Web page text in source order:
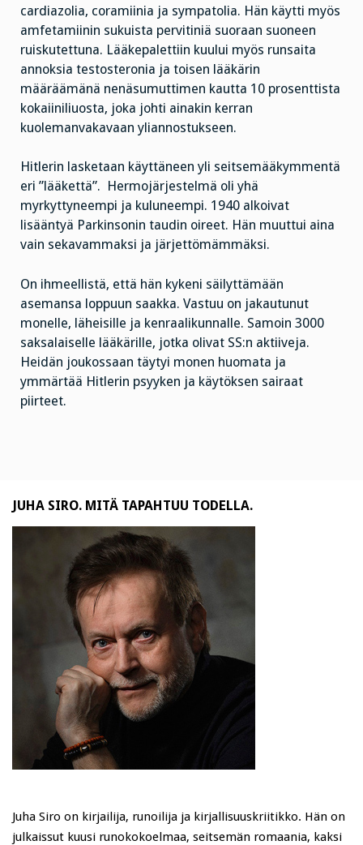
cardiazolia, coramiinia ja sympatolia. Hän käytti myös
amfetamiinin sukuista pervitiniä suoraan suoneen
ruiskutettuna. Lääkepalettiin kuului myös runsaita
annoksia testosteronia ja toisen lääkärin
määräämänä nenäsumuttimen kautta 10 prosenttista
kokaiiniliuosta, joka johti ainakin kerran
kuolemanvakavaan yliannostukseen.
Hitlerin lasketaan käyttäneen yli seitsemääkymmentä
eri ”lääkettä”. Hermojärjestelmä oli yhä
myrkyttyneempi ja kuluneempi. 1940 alkoivat
lisääntyä Parkinsonin taudin oireet. Hän muuttui aina
vain sekavammaksi ja järjettömämmäksi.
On ihmeellistä, että hän kykeni säilyttämään
asemansa loppuun saakka. Vastuu on jakautunut
monelle, läheisille ja kenraalikunnalle. Samoin 3000
saksalaiselle lääkärille, jotka olivat SS:n aktiiveja.
Heidän joukossaan täytyi monen huomata ja
ymmärtää Hitlerin psyyken ja käytöksen sairaat
piirteet.
JUHA SIRO. MITÄ TAPAHTUU TODELLA.
Juha Siro on kirjailija, runoilija ja kirjallisuuskriitikko. Hän on
julkaissut kuusi runokokoelmaa, seitsemän romaania, kaksi